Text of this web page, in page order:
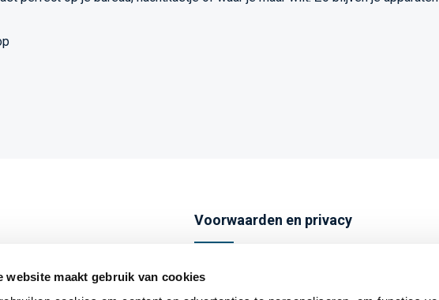
website maakt gebruik van cookies
Voorwaarden en privacy